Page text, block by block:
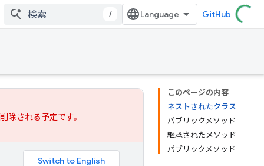
/ GitHub
このページの内容
ネストされたクラス
パブリックメソッド
継承されたメソッド
パブリックメソッド
除される予定です。